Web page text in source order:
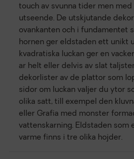
touch av svunna tider men
utseende. De utskjutande
ovankanten och i fundamentet
hornen ger eldstaden ett unikt
kvadratiska luckan ger en
ar helt eller delvis av slat
dekorlister av de plattor som
sidor om luckan valjer du ytor
olika satt, till exempel den
eller Grafia med monster
vattenskarning. Eldstaden som
varme finns i tre olika hojder.